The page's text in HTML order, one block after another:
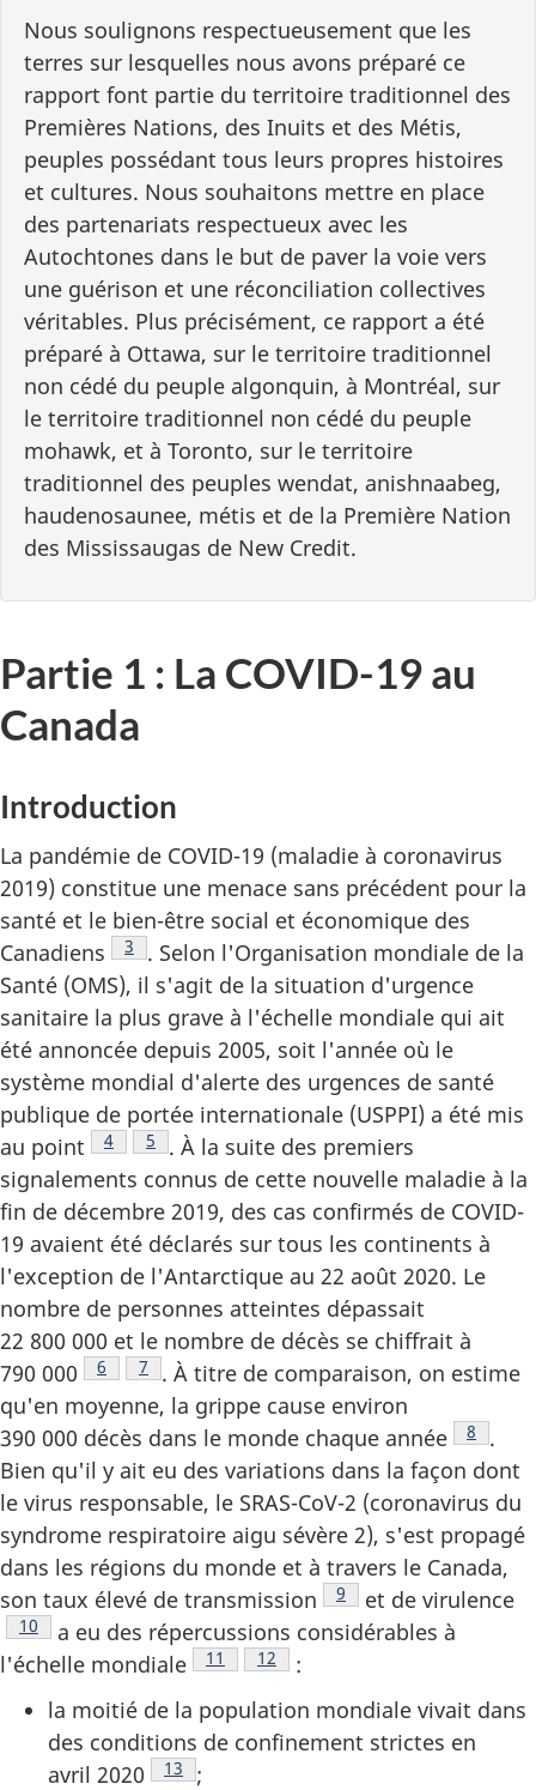
Nous soulignons respectueusement que les
terres sur lesquelles nous avons préparé ce
rapport font partie du territoire traditionnel des
Premières Nations, des Inuits et des Métis,
peuples possédant tous leurs propres histoires
et cultures. Nous souhaitons mettre en place
des partenariats respectueux avec les
Autochtones dans le but de paver la voie vers
une guérison et une réconciliation collectives
véritables. Plus précisément, ce rapport a été
préparé à Ottawa, sur le territoire traditionnel
non cédé du peuple algonquin, à Montréal, sur
le territoire traditionnel non cédé du peuple
mohawk, et à Toronto, sur le territoire
traditionnel des peuples wendat, anishnaabeg,
haudenosaunee, métis et de la Première Nation
des Mississaugas de New Credit.
Partie 1 : La COVID-19 au
Canada
Introduction
La pandémie de COVID-19 (maladie à coronavirus
2019) constitue une menace sans précédent pour la
santé et le bien-être social et économique des
Canadiens
Note de bas de page
3
. Selon l'Organisation mondiale de la
Santé (OMS), il s'agit de la situation d'urgence
sanitaire la plus grave à l'échelle mondiale qui ait
été annoncée depuis 2005, soit l'année où le
système mondial d'alerte des urgences de santé
publique de portée internationale (USPPI) a été mis
au point
Note de bas de page
4 Note de bas de page
5
. À la suite des premiers
signalements connus de cette nouvelle maladie à la
fin de décembre 2019, des cas confirmés de COVID-
19 avaient été déclarés sur tous les continents à
l'exception de l'Antarctique au 22 août 2020. Le
nombre de personnes atteintes dépassait
22 800 000 et le nombre de décès se chiffrait à
790 000
Note de bas de page
6 Note de bas de page
7
. À titre de comparaison, on estime
qu'en moyenne, la grippe cause environ
390 000 décès dans le monde chaque année
Note de
8
.
Bien qu'il y ait eu des variations dans la façon dont
le virus responsable, le SRAS-CoV-2 (coronavirus du
syndrome respiratoire aigu sévère 2), s'est propagé
dans les régions du monde et à travers le Canada,
son taux élevé de transmission
Note de bas de page
9 et de virulence
Note de bas de page
10
a eu des répercussions considérables à
l'échelle mondiale
Note de bas de page
11 Note de bas de page
12
:
la moitié de la population mondiale vivait dans
des conditions de confinement strictes en
avril 2020
Note de bas de page
13
;